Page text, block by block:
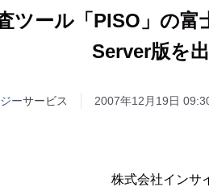
ツール「PISO」の
Server版を
ーサービス 2007年12月19日
各位 2007年
式会社インサイトテ